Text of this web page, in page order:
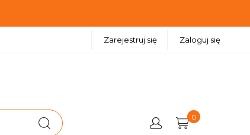
Zarejestruj się Zaloguj się
0